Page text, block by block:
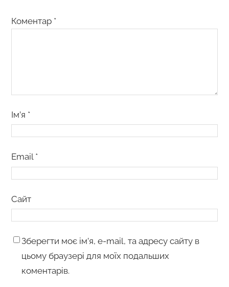
Коментар *
Ім’я *
Email *
Сайт
Зберегти моє ім’я, e-mail, та адресу сайту в
цьому браузері для моїх подальших
коментарів.